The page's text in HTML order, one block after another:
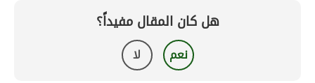
هل كان المقال مفيداً؟
نعم لا